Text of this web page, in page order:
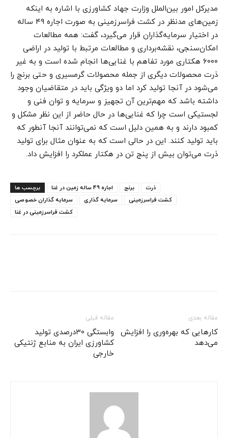
مدیرکل امور بین‌الملل وزارت جهاد کشاورزی با اشاره به اینکه
زمین‌های مدنظر در کشت فراسرزمینی به صورت اجاره ۴۹ ساله
در اختیار سرمایه‌گذاران قرار می‌گیرد، گفت: همه مطالعات
امکان‌سنجی، نقشه‌برداری و مطالعات مرتبط با تولید در اراضی
۶۰۰۰ هکتاری مورد تفاهم با غنایی‌ها انجام شده است و به غیر
ذرت محصولات دیگری از جمله محصولات گرمسیری و حتی برنج را
می‌شود در آنجا تولید کرد اما دو ویژگی باید در متقاضیان وجود
داشته باشد که مهم‌ترین آن تجهیز و سرمایه‌ و توان فنی و
لجستیکی است چرا که غنایی‌ها در حال حاضر از این نظر مشکل و
کمبود دارند و به همین دلیل است که نمی‌توانند آنجا آنطور که
باید تولید کنند. این در حالی است که به عنوان مثال برای تولید
ذرت می‌توان بیش از پنج تن در هکتار عملکرد را افزایش داد.
برچسب ها اجاره 49 ساله زمین در غنا برنج
ذرت
سرمایه گذاران خصوصی
سرمایه گذاری
کشت فراسرزمینی
کشت فراسرزمینی در غنا
مقاله قبلی
وابستگی 30درصدی تولید
کشاورزی ایران به منابع ژنتیکی
خارجی
مقاله بعدی
کارهایی که بهره‌وری را افزایش
می‌دهد